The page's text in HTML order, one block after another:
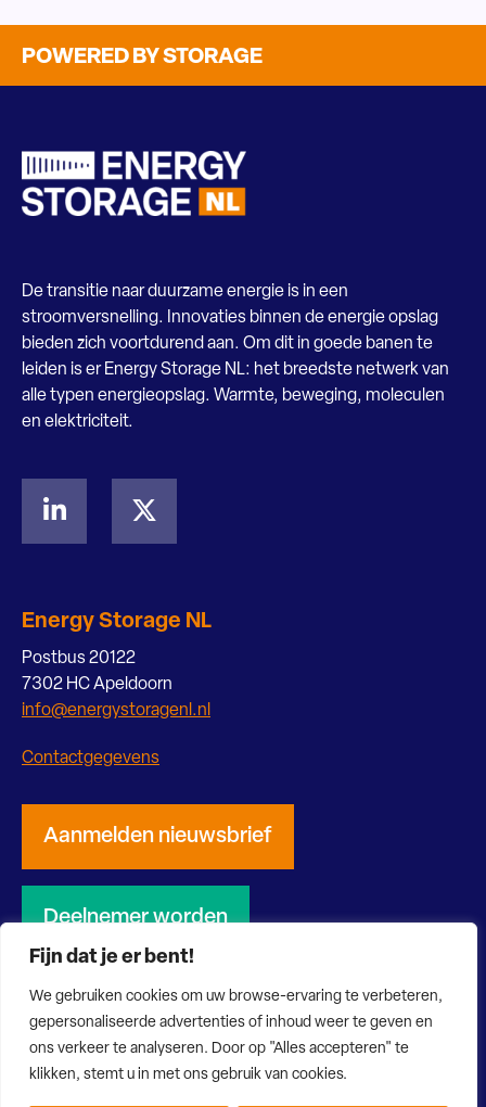
Fijn dat je er bent!
We gebruiken cookies om uw browse-ervaring te verbeteren,
gepersonaliseerde advertenties of inhoud weer te geven en
ons verkeer te analyseren. Door op "Alles accepteren" te
klikken, stemt u in met ons gebruik van cookies.
POWERED BY STORAGE
De transitie naar duurzame energie is in een
stroomversnelling. Innovaties binnen de energie opslag
bieden zich voortdurend aan. Om dit in goede banen te
leiden is er Energy Storage NL: het breedste netwerk van
alle typen energieopslag. Warmte, beweging, moleculen
en elektriciteit.
Energy Storage NL
Postbus 20122
7302 HC Apeldoorn
info@energystoragenl.nl
Contactgegevens
Aanmelden nieuwsbrief
Deelnemer worden
© 2026 Energy Storage NL Privacy verklaring